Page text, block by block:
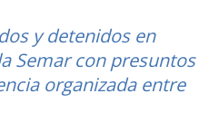
y detenidos en
Semar con presuntos
organizada entre